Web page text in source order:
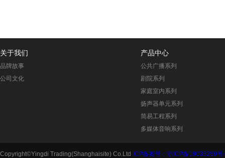
关于我们
品牌故事
公司文化
产品中心
公共广播系列
剧院系列
家庭室内系列
扬声器单元系列
简易工程系列
多媒体音响系列
Copyright©Yingdi Trading(Shanghaisite) Co.Ltd ICP备案号：浙ICP备19035269号